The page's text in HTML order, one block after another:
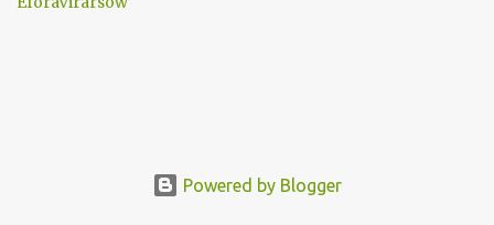
Powered by Blogger